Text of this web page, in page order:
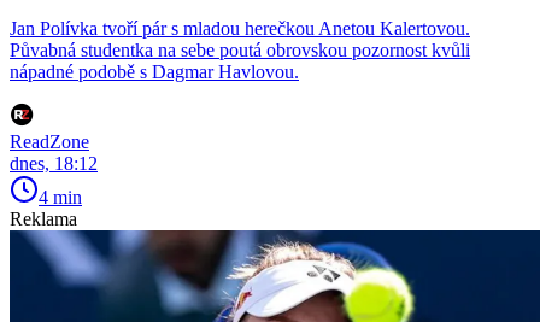
Jan Polívka tvoří pár s mladou herečkou Anetou Kalertovou.
Půvabná studentka na sebe poutá obrovskou pozornost kvůli
nápadné podobě s Dagmar Havlovou.
ReadZone
dnes, 18:12
4 min
Reklama